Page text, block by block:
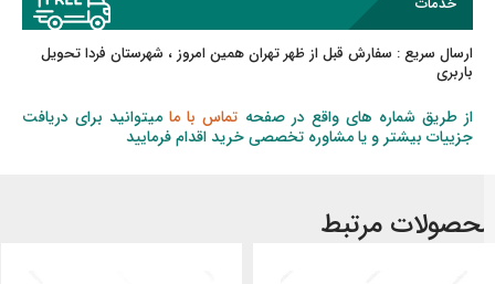
ارسال سریع :سفارش قبل از ظهرتهران همین امروز ، شهرستان فردا تحویل
باربری
از طریق شماره های واقع در صفحهتماس با ما میتوانید برای دریافت
جزییات بیشتر و یا مشاوره تخصصی خرید اقدام فرمایید
مرتبط